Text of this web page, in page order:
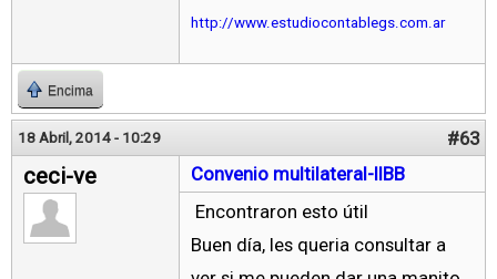
http://www.estudiocontablegs.com.ar
Encima
18 Abril, 2014 - 10:29 #63
ceci-ve
Convenio multilateral-IIBB
Encontraron esto útil
Buen día, les queria consultar a